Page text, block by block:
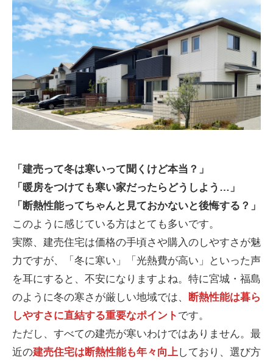
「建売って冬は寒いって聞くけど本当？」
「暖房をつけても寒い家だったらどうしよう…」
「断熱性能ってちゃんと見ておかないと後悔する？」
このように感じている方はとても多いです。
実際、建売住宅は価格の手頃さや購入のしやすさが魅
力ですが、「冬に寒い」「光熱費が高い」といった声
を耳にすると、不安になりますよね。特に宮城・福島
のように冬の寒さが厳しい地域では、
断熱性能は暮ら
しやすさに直結する重要なポイント です。
ただし、すべての建売が寒いわけではありません。最
近の建売住宅は断熱性能も年々向上しており、選び方